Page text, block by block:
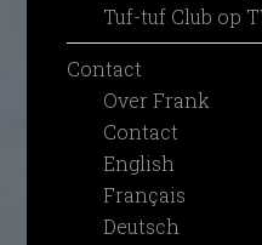
Tuf-tuf Club op
Contact
Over Frank
Contact
English
Français
Deutsch